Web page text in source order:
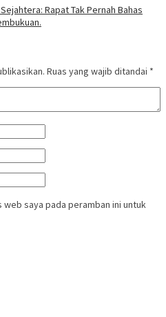
Rapat Tak Pernah Bahas
Ruas yang wajib ditandai *
web saya pada peramban ini untuk